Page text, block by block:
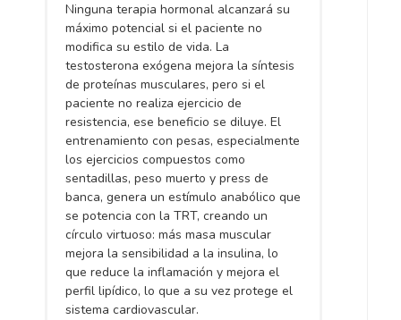
Ninguna terapia hormonal alcanzará su
máximo potencial si el paciente no
modifica su estilo de vida. La
testosterona exógena mejora la síntesis
de proteínas musculares, pero si el
paciente no realiza ejercicio de
resistencia, ese beneficio se diluye. El
entrenamiento con pesas, especialmente
los ejercicios compuestos como
sentadillas, peso muerto y press de
banca, genera un estímulo anabólico que
se potencia con la TRT, creando un
círculo virtuoso: más masa muscular
mejora la sensibilidad a la insulina, lo
que reduce la inflamación y mejora el
perfil lipídico, lo que a su vez protege el
sistema cardiovascular.